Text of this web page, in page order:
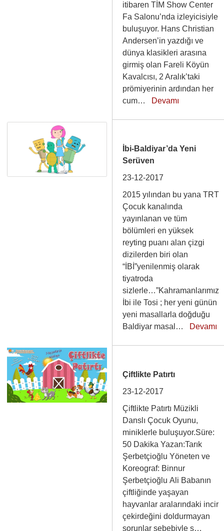
itibaren TİM Show Center
Fa Salonu’nda izleyicisiyle
buluşuyor. Hans Christian
Andersen’in yazdığı ve
dünya klasikleri arasına
girmiş olan Fareli Köyün
Kavalcısı, 2 Aralık’taki
prömiyerinin ardından her
cum… Devamı
İbi-Baldiyar’da Yeni
Serüven
23-12-2017
2015 yılından bu yana TRT
Çocuk kanalında
yayınlanan ve tüm
bölümleri en yüksek
reyting puanı alan çizgi
dizilerden biri olan
“İBİ”yenilenmiş olarak
tiyatroda
sizlerle…”Kahramanlarımız
İbi ile Tosi ; her yeni günün
yeni masallarla doğduğu
Baldiyar masal… Devamı
Çiftlikte Patırtı
23-12-2017
Çiftlikte Patırtı Müzikli
Danslı Çocuk Oyunu,
miniklerle buluşuyor.Süre:
50 Dakika Yazan:Tarık
Şerbetçioğlu Yöneten ve
Koreograf: Binnur
Şerbetçioğlu Ali Babanın
çiftliğinde yaşayan
hayvanlar aralarındaki incir
çekirdeğini doldurmayan
sorunlar sebebiyle s…